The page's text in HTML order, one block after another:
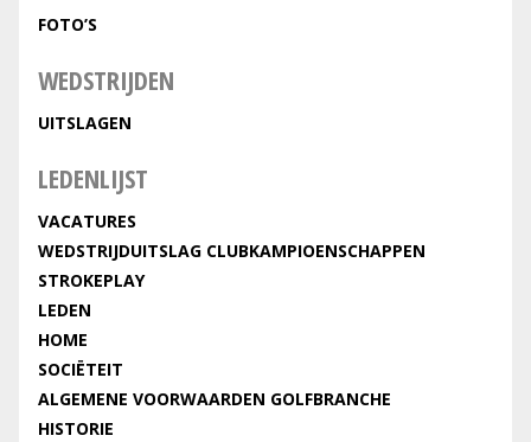
FOTO’S
WEDSTRIJDEN
UITSLAGEN
LEDENLIJST
VACATURES
WEDSTRIJDUITSLAG CLUBKAMPIOENSCHAPPEN
STROKEPLAY
LEDEN
HOME
SOCIËTEIT
ALGEMENE VOORWAARDEN GOLFBRANCHE
HISTORIE